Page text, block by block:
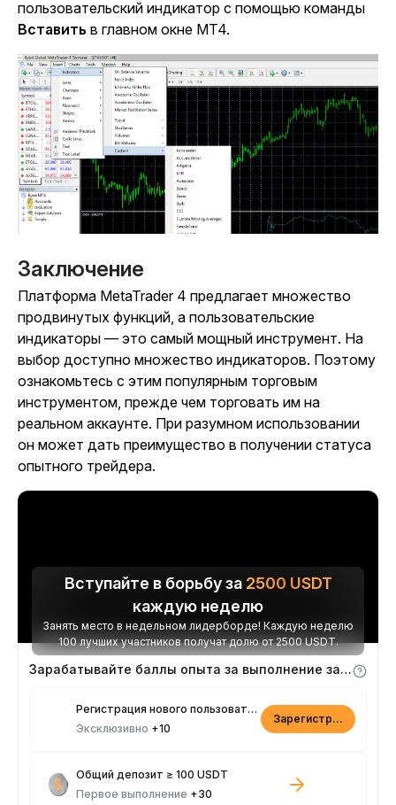
пользовательский индикатор с помощью команды
Вставить в главном окне MT4.
Заключение
Платформа MetaTrader 4 предлагает множество
продвинутых функций, а пользовательские
индикаторы — это самый мощный инструмент. На
выбор доступно множество индикаторов. Поэтому
ознакомьтесь с этим популярным торговым
инструментом, прежде чем торговать им на
реальном аккаунте. При разумном использовании
он может дать преимущество в получении статуса
опытного трейдера.
Вступайте в борьбу за 2500 USDT
каждую неделю
Занять место в недельном лидерборде! Каждую неделю
100 лучших участников получат долю от 2500 USDT.
Зарабатывайте баллы опыта за выполнение заданий
Регистрация нового пользователя
Эксклюзивно +10
Зарегистрироваться
Общий депозит ≥ 100 USDT
Первое выполнение +30